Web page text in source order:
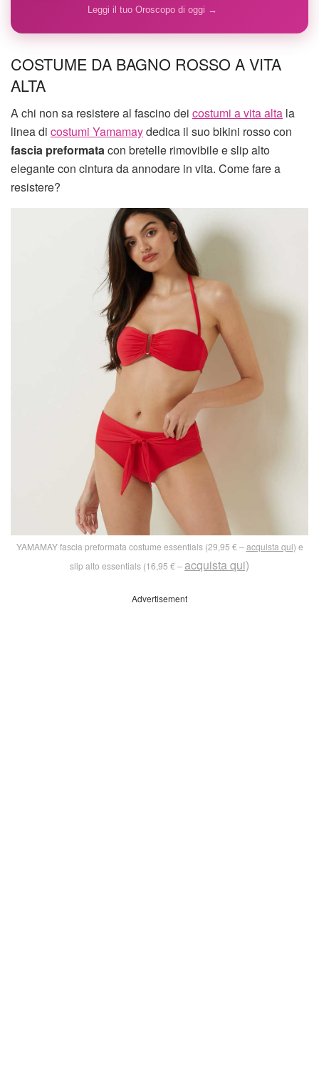
Leggi il tuo Oroscopo di oggi →
COSTUME DA BAGNO ROSSO A VITA
ALTA
A chi non sa resistere al fascino dei costumi a vita alta la
linea di costumi Yamamaydedica il suo bikini rosso con
fascia preformatacon bretelle rimovibile e slip alto
elegante con cintura da annodare in vita. Come fare a
resistere?
YAMAMAY fascia preformata costume essentials (29,95 € –acquista qui) e
slip alto essentials (16,95 € –acquista qui)
Advertisement